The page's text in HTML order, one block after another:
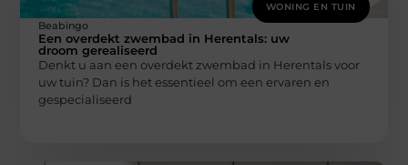
WONING EN TUIN
Beabingo
Een overdekt zwembad in Herentals: uw
droom gerealiseerd
Denkt u aan een overdekt zwembad in Herentals voor
uw tuin? Dan is het essentieel om een ervaren en
gespecialiseerd